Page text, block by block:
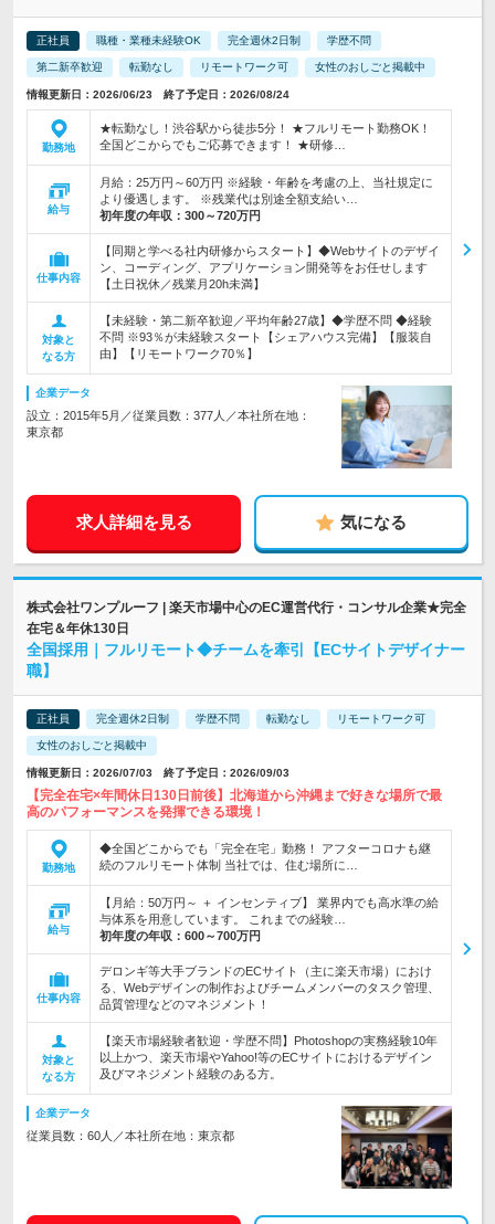
正社員 職種・業種未経験OK 完全週休2日制 学歴不問
第二新卒歓迎 転勤なし リモートワーク可 女性のおしごと掲載中
情報更新日：2026/06/23 終了予定日：2026/08/24
勤務地
★転勤なし！渋谷駅から徒歩5分！ ★フルリモート勤務OK！
全国どこからでもご応募できます！ ★研修…
給与
月給：25万円～60万円 ※経験・年齢を考慮の上、当社規定に
より優遇します。 ※残業代は別途全額支給い…
初年度の年収： 300～720万円
仕事内容
【同期と学べる社内研修からスタート】◆Webサイトのデザイ
ン、コーディング、アプリケーション開発等をお任せします
【土日祝休／残業月20h未満】
対象と
なる方
【未経験・第二新卒歓迎／平均年齢27歳】◆学歴不問 ◆経験
不問 ※93％が未経験スタート【シェアハウス完備】【服装自
由】【リモートワーク70％】
企業データ
設立：2015年5月／従業員数：377人／本社所在地：
東京都
求人詳細を見る 気になる
株式会社ワンプルーフ | 楽天市場中心のEC運営代行・コンサル企業★完全
在宅＆年休130日
全国採用｜フルリモート◆チームを牽引【ECサイトデザイナー
職】
正社員 完全週休2日制 学歴不問 転勤なし リモートワーク可
女性のおしごと掲載中
情報更新日：2026/07/03 終了予定日：2026/09/03
【完全在宅×年間休日130日前後】北海道から沖縄まで好きな場所で最
高のパフォーマンスを発揮できる環境！
勤務地
◆全国どこからでも「完全在宅」勤務！ アフターコロナも継
続のフルリモート体制 当社では、住む場所に…
給与
【月給：50万円～ ＋ インセンティブ】 業界内でも高水準の給
与体系を用意しています。 これまでの経験…
初年度の年収： 600～700万円
仕事内容
デロンギ等大手ブランドのECサイト（主に楽天市場）におけ
る、Webデザインの制作およびチームメンバーのタスク管理、
品質管理などのマネジメント！
対象と
なる方
【楽天市場経験者歓迎・学歴不問】Photoshopの実務経験10年
以上かつ、楽天市場やYahoo!等のECサイトにおけるデザイン
及びマネジメント経験のある方。
企業データ
従業員数：60人／本社所在地：東京都